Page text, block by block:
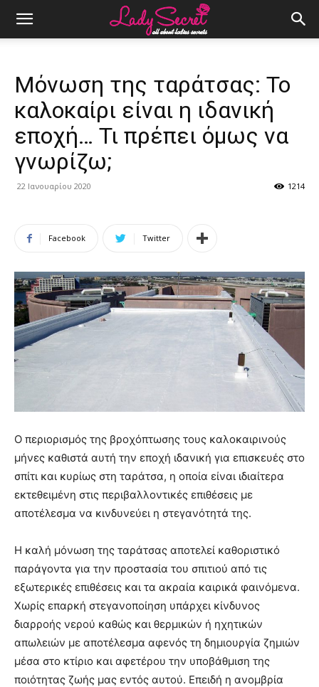
Μόνωση της ταράτσας: Το
καλοκαίρι είναι η ιδανική
εποχή… Τι πρέπει όμως να
γνωρίζω;
22 Ιανουαρίου 2020 1214
Facebook Twitter
Ο περιορισμός της βροχόπτωσης τους καλοκαιρινούς
μήνες καθιστά αυτή την εποχή ιδανική για επισκευές στο
σπίτι και κυρίως στη ταράτσα, η οποία είναι ιδιαίτερα
εκτεθειμένη στις περιβαλλοντικές επιθέσεις με
αποτέλεσμα να κινδυνεύει η στεγανότητά της.
Η καλή μόνωση της ταράτσας αποτελεί καθοριστικό
παράγοντα για την προστασία του σπιτιού από τις
εξωτερικές επιθέσεις και τα ακραία καιρικά φαινόμενα.
Χωρίς επαρκή στεγανοποίηση υπάρχει κίνδυνος
διαρροής νερού καθώς και θερμικών ή ηχητικών
απωλειών με αποτέλεσμα αφενός τη δημιουργία ζημιών
μέσα στο κτίριο και αφετέρου την υποβάθμιση της
ποιότητας ζωής μας εντός αυτού. Επειδή η ανομβρία